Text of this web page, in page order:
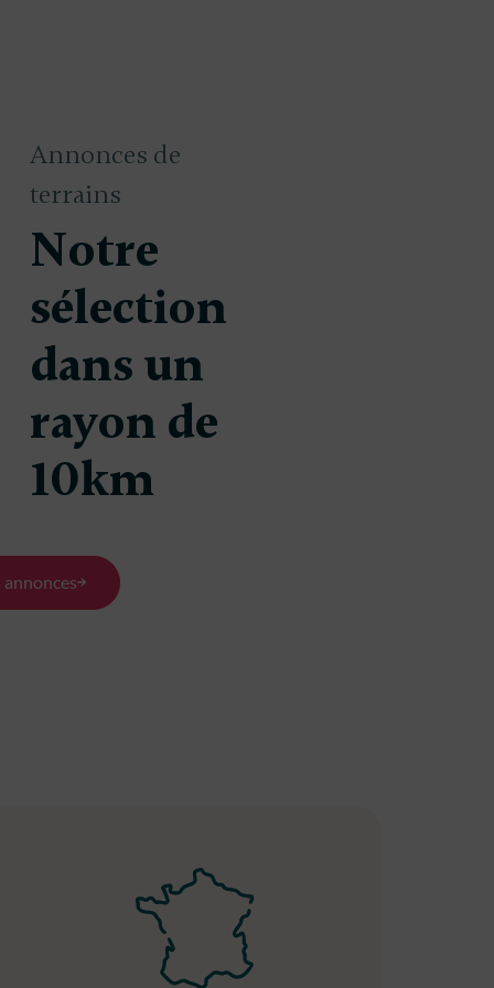
Annonces de
terrains
Notre
sélection
dans un
rayon de
10km
à bâtir
(24130)
43 000 €
annonces